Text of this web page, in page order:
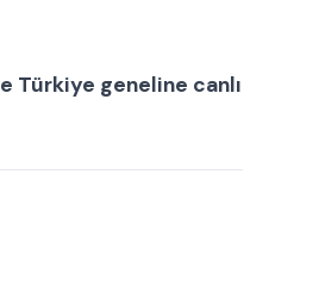
geneline canlı